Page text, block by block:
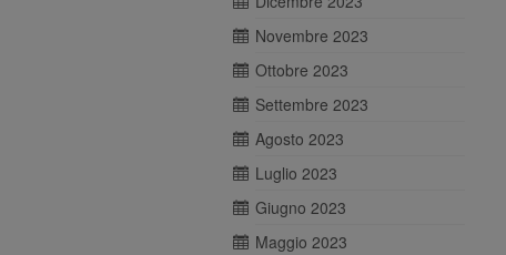
Novembre 2023
Ottobre 2023
Settembre 2023
Agosto 2023
Luglio 2023
Giugno 2023
Maggio 2023